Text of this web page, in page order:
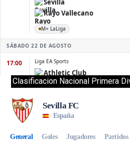
Clasificacion Nacional Primera